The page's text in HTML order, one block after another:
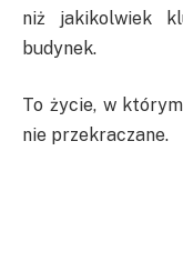
niż jakikolwiek
budynek.
To życie, w
nie przekraczane.